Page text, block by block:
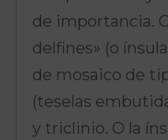
de importancia.
delfines» (o
de mosaico de
(teselas
y triclinio. O la